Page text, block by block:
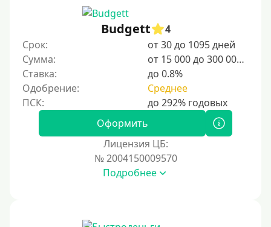
Пенсионерам до 85 лет
Безработным
Даже бомжам
Без указания места работы
Для иностранных граждан
Для иностранных граждан Украины
Для иностранных граждан Казахстана
Для иностранных граждан Кыргызстана
Для иностранных граждан Таджикистана
Budgett
4
Срок:
от 30 до 1095 дней
Сумма:
от 15 000 до 300 000 ₽
Ставка:
до 0.8%
Одобрение:
Среднее
Оформить
Лицензия ЦБ:
№ 2004150009570
Подробнее